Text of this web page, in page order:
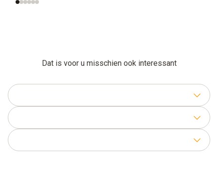
Dat is voor u misschien ook interessant